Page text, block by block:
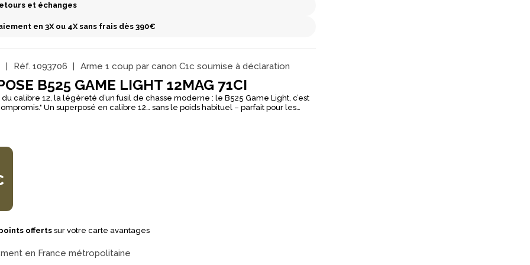
et échanges
en 3X ou 4X sans frais dès 390€
Réf. 1093706 Arme 1 coup par canon C1c soumise à déclaration
B525 GAME LIGHT 12MAG 71CI
du calibre 12, la légèreté d’un fusil de chasse moderne : le B525 Game Light, c’est
sans le poids habituel – parfait pour les
la polyvalence du calibre 12 avec plus de confort. Conçu pour la chasse
poncée-huilée, gravure fine, look moderne mais classique. La garantie
finitions de qualité, et un SAV reconnu. "Avec le B525 Game Light,
plus confortablement."
offerts sur votre carte avantages
en France métropolitaine